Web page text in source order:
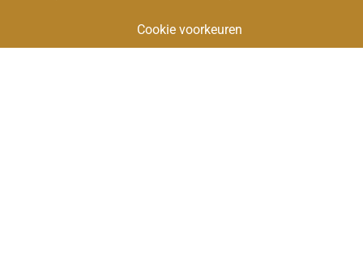
Cookie voorkeuren